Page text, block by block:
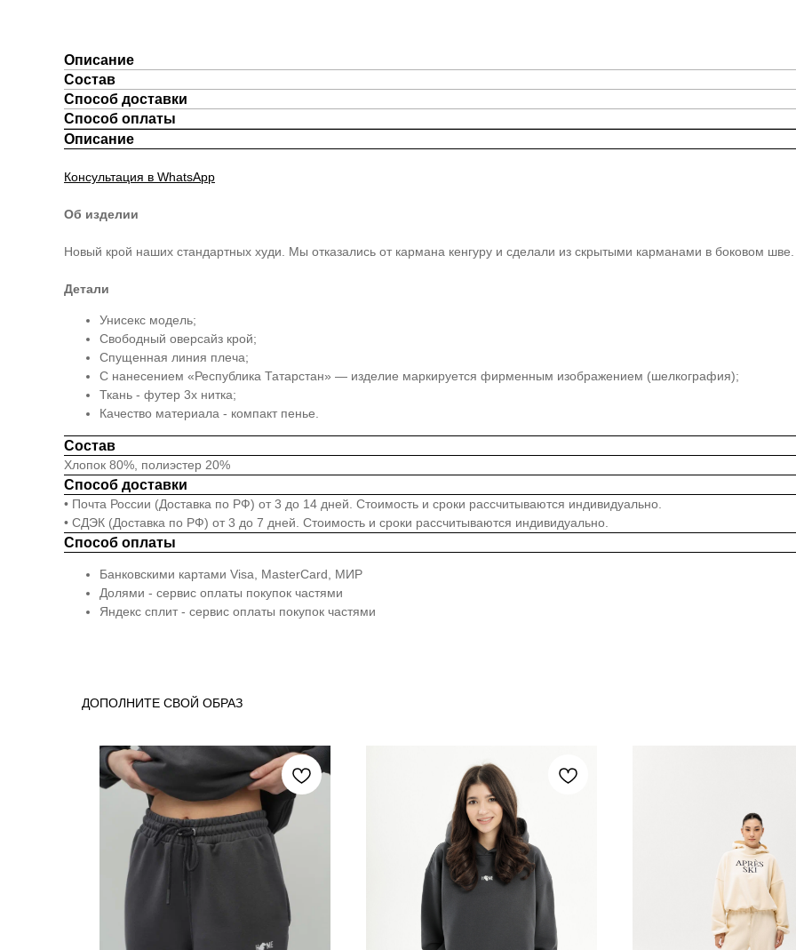
Описание
Состав
Способ доставки
Способ оплаты
Описание
Консультация в WhatsApp
Об изделии
Новый крой наших стандартных худи. Мы отказались от кармана кенгуру и сделали из скрытыми карманами в боковом шве.
Детали
Унисекс модель;
Свободный оверсайз крой;
Спущенная линия плеча;
С нанесением «Республика Татарстан» — изделие маркируется фирменным изображением (шелкография);
Ткань - футер 3х нитка;
Качество материала - компакт пенье.
Состав
Хлопок 80%, полиэстер 20%
Способ доставки
• Почта России (Доставка по РФ) от 3 до 14 дней. Стоимость и сроки рассчитываются индивидуально.
• СДЭК (Доставка по РФ) от 3 до 7 дней. Стоимость и сроки рассчитываются индивидуально.
Способ оплаты
Банковскими картами Visa, MasterCard, МИР
Долями - сервис оплаты покупок частями
Яндекс сплит - сервис оплаты покупок частями
ДОПОЛНИТЕ СВОЙ ОБРАЗ